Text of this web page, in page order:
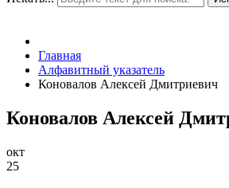
Главная
Алфавитный указатель
Коновалов Алексей Дмитриевич
Коновалов Алексей
окт
25